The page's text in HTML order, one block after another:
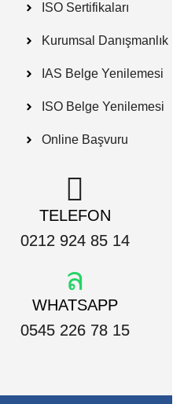
ISO Sertifikaları
Kurumsal Danışmanlık
IAS Belge Yenilemesi
ISO Belge Yenilemesi
Online Başvuru
TELEFON
0212 924 85 14
WHATSAPP
0545 226 78 15